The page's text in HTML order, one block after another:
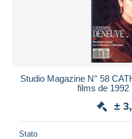
Studio Magazine N° 58
films de 1992
±
Stato